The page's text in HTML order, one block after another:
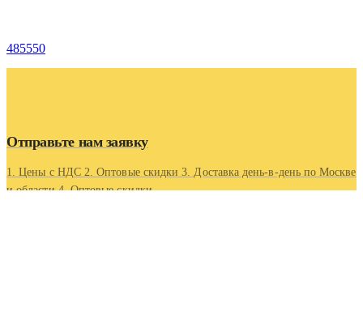
485550
Отправьте нам заявку
1. Цены с НДС 2. Оптовые скидки 3. Доставка день-в-день по Москве
и области 4. Оптовые скидки.